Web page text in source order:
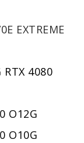
EXTREME
RTX 4080
O12G
O10G